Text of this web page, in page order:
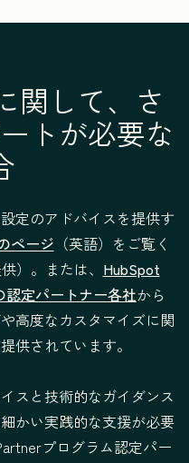
：リ
料金：
$7,000
提供形式：
関して、さ
トが必要な
定のアドバイスを提供す
ページ （英語）をご覧く
）。または、 HubSpot
定パートナー各社から
高度なカスタマイズに関
供されています。
スと技術的なガイダンス
かい実践的な支援が必要
プログラム認定パー